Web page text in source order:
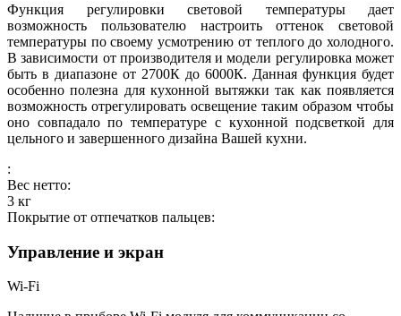
Функция регулировки световой температуры дает
возможность пользователю настроить оттенок световой
температуры по своему усмотрению от теплого до холодного.
В зависимости от производителя и модели регулировка может
быть в диапазоне от 2700К до 6000К. Данная функция будет
особенно полезна для кухонной вытяжки так как появляется
возможность отрегулировать освещение таким образом чтобы
оно совпадало по температуре с кухонной подсветкой для
цельного и завершенного дизайна Вашей кухни.
:
Вес нетто:
3 кг
Покрытие от отпечатков пальцев:
Управление и экран
Wi-Fi